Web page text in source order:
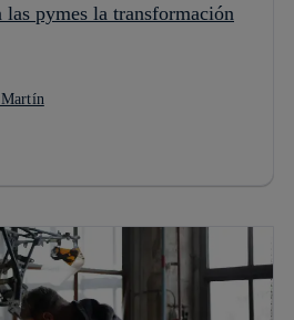
pymes la transformación